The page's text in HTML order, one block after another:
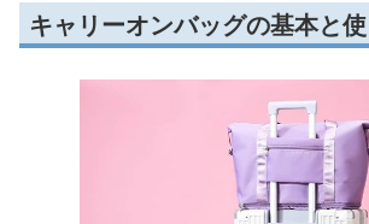
キャリーオンバッグの基本と